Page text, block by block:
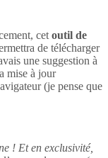
cet outil de
de télécharger
une suggestion à
mise à jour
(je pense que
! Et en exclusivité,